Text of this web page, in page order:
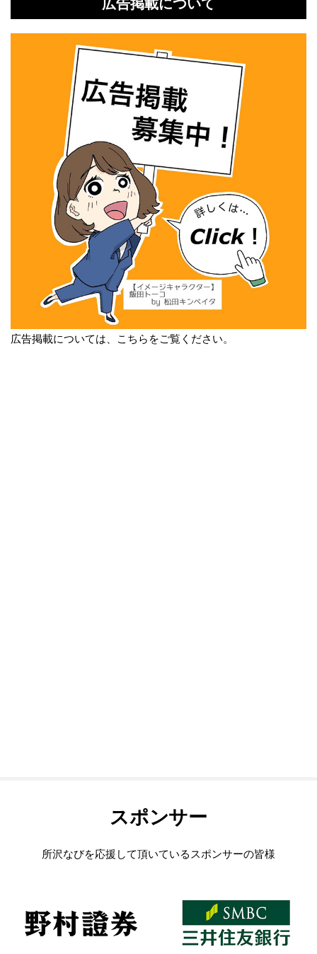
広告掲載については、こちらをご覧ください。
スポンサー
所沢なびを応援して頂いているスポンサーの皆様